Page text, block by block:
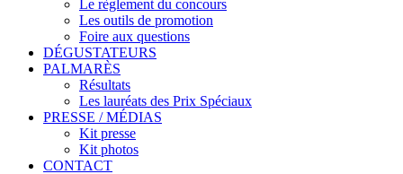
Le règlement du concours
Les outils de promotion
Foire aux questions
DÉGUSTATEURS
PALMARÈS
Résultats
Les lauréats des Prix Spéciaux
PRESSE / MÉDIAS
Kit presse
Kit photos
CONTACT